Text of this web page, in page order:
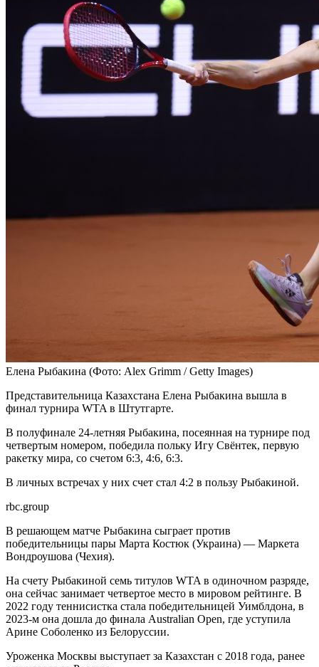
Елена Рыбакина (Фото: Alex Grimm / Getty Images)
Представительница Казахстана Елена Рыбакина вышла в
финал турнира WTA в Штутгарте.
В полуфинале 24-летняя Рыбакина, посеянная на турнире под
четвертым номером, победила польку Игу Свёнтек, первую
ракетку мира, со счетом 6:3, 4:6, 6:3.
В личных встречах у них счет стал 4:2 в пользу Рыбакиной.
rbc.group
В решающем матче Рыбакина сыграет против
победительницы пары Марта Костюк (Украина) — Маркета
Вондроушова (Чехия).
На счету Рыбакиной семь титулов WTA в одиночном разряде,
она сейчас занимает четвертое место в мировом рейтинге. В
2022 году теннисистка стала победительницей Уимблдона, в
2023-м она дошла до финала Australian Open, где уступила
Арине Соболенко из Белоруссии.
Уроженка Москвы выступает за Казахстан с 2018 года, ранее